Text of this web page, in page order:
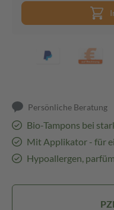
Persönliche Beratung
Bio-Tampons bei
Mit Applikator - für
Hypoallergen,